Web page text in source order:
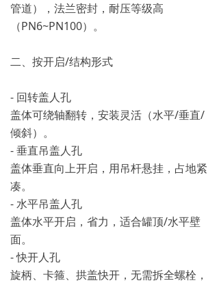
管道），法兰密封，耐压等级高
（PN6~PN100）。
二、按开启/结构形式
- 回转盖人孔
盖体可绕轴翻转，安装灵活（水平/垂直/
倾斜）。
- 垂直吊盖人孔
盖体垂直向上开启，用吊杆悬挂，占地紧
凑。
- 水平吊盖人孔
盖体水平开启，省力，适合罐顶/水平壁
面。
- 快开人孔
旋柄、卡箍、拱盖快开，无需拆全螺栓，